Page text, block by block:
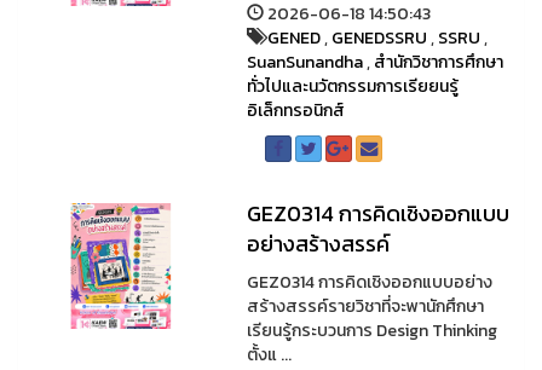
2026-06-18 14:50:43
GENED,GENEDSSRU,SSRU,
SuanSunandha,สำนักวิชาการศึกษา
ทั่วไปและนวัตกรรมการเรียยนรู้
อิเล็กทรอนิกส์
GEZ0314 การคิดเชิงออกแบบ
อย่างสร้างสรรค์
GEZ0314 การคิดเชิงออกแบบอย่าง
สร้างสรรค์รายวิชาที่จะพานักศึกษา
เรียนรู้กระบวนการ Design Thinking
ตั้งแ ...